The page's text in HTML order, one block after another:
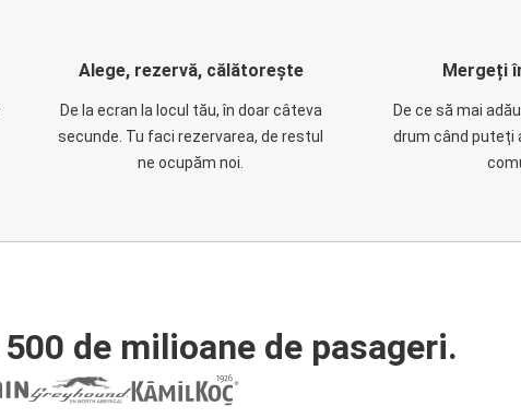
Alege, rezervă, călătorește
De la ecran la locul tău, în doar câteva
secunde. Tu faci rezervarea, de restul
ne ocupăm noi.
Mergeți
De ce să mai
drum când puteți
de milioane de pasageri.